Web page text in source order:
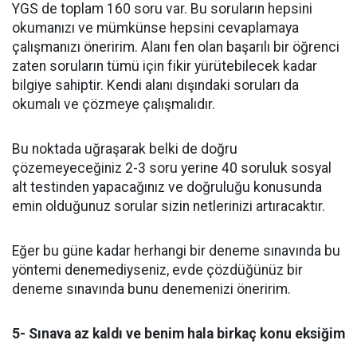
YGS de toplam 160 soru var. Bu soruların hepsini
okumanızı ve mümkünse hepsini cevaplamaya
çalışmanızı öneririm. Alanı fen olan başarılı bir öğrenci
zaten soruların tümü için fikir yürütebilecek kadar
bilgiye sahiptir. Kendi alanı dışındaki soruları da
okumalı ve çözmeye çalışmalıdır.
Bu noktada uğraşarak belki de doğru
çözemeyeceğiniz 2-3 soru yerine 40 soruluk sosyal
alt testinden yapacağınız ve doğruluğu konusunda
emin olduğunuz sorular sizin netlerinizi artıracaktır.
Eğer bu güne kadar herhangi bir deneme sınavında bu
yöntemi denemediyseniz, evde çözdüğünüz bir
deneme sınavında bunu denemenizi öneririm.
5- Sınava az kaldı ve benim hala birkaç konu eksiğim